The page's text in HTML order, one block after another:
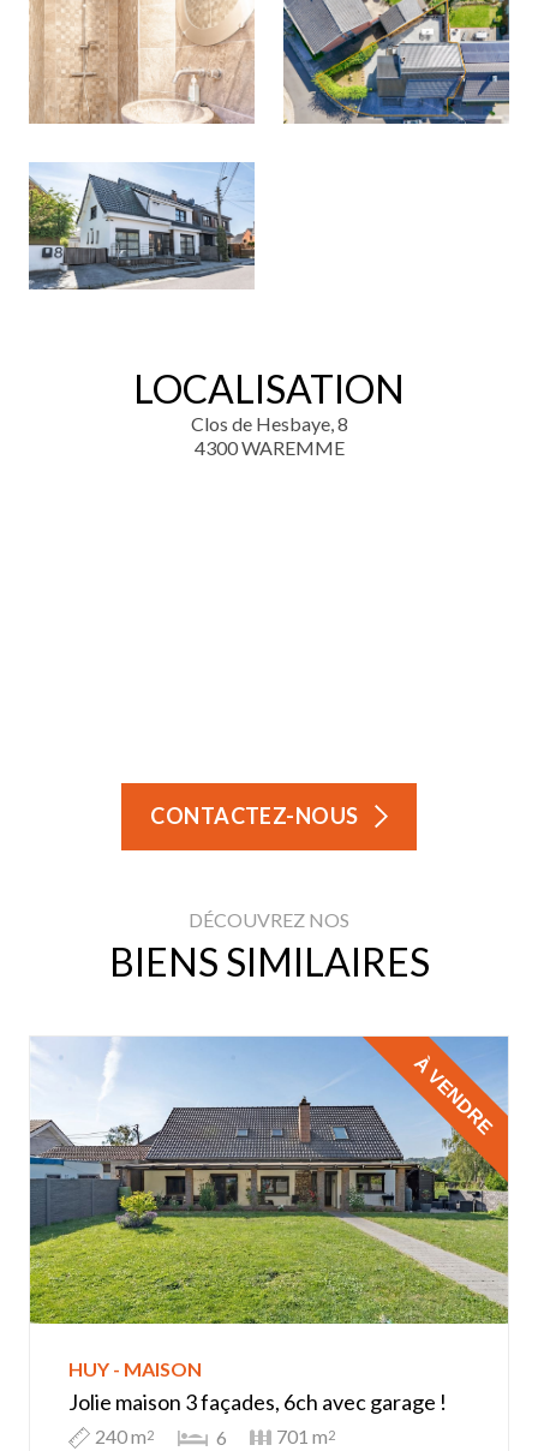
LOCALISATION
Clos de Hesbaye, 8
4300 WAREMME
CONTACTEZ-NOUS
DÉCOUVREZ NOS
BIENS SIMILAIRES
HUY - MAISON
Jolie maison 3 façades, 6ch avec garage !
240 m2 6 701 m2
À VENDRE